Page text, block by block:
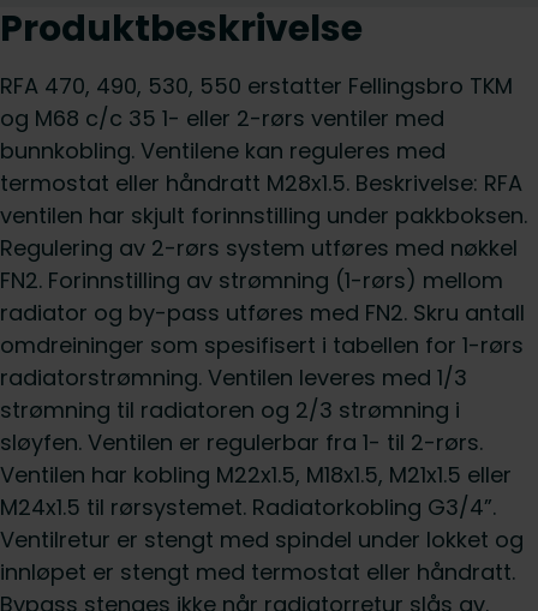
Produktbeskrivelse
RFA 470, 490, 530, 550 erstatter Fellingsbro TKM
og M68 c/c 35 1- eller 2-rørs ventiler med
bunnkobling. Ventilene kan reguleres med
termostat eller håndratt M28x1.5. Beskrivelse: RFA
ventilen har skjult forinnstilling under pakkboksen.
Regulering av 2-rørs system utføres med nøkkel
FN2. Forinnstilling av strømning (1-rørs) mellom
radiator og by-pass utføres med FN2. Skru antall
omdreininger som spesifisert i tabellen for 1-rørs
radiatorstrømning. Ventilen leveres med 1/3
strømning til radiatoren og 2/3 strømning i
sløyfen. Ventilen er regulerbar fra 1- til 2-rørs.
Ventilen har kobling M22x1.5, M18x1.5, M21x1.5 eller
M24x1.5 til rørsystemet. Radiatorkobling G3/4”.
Ventilretur er stengt med spindel under lokket og
innløpet er stengt med termostat eller håndratt.
Bypass stenges ikke når radiatorretur slås av.